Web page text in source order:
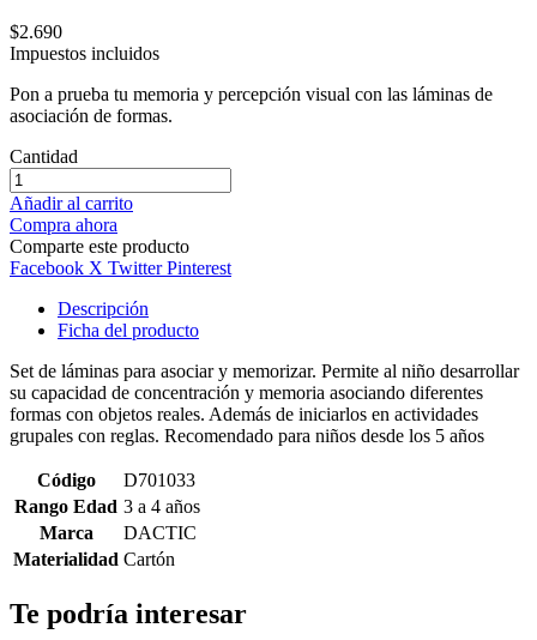
$2.690
Impuestos incluidos
Pon a prueba tu memoria y percepción visual con las láminas de
asociación de formas.
Cantidad
Añadir al carrito
Compra ahora
Comparte este producto
Facebook X Twitter Pinterest
Descripción
Ficha del producto
Set de láminas para asociar y memorizar. Permite al niño desarrollar
su capacidad de concentración y memoria asociando diferentes
formas con objetos reales. Además de iniciarlos en actividades
grupales con reglas. Recomendado para niños desde los 5 años
Código
D701033
Rango Edad 3 a 4 años
Marca
DACTIC
Materialidad Cartón
Te podría interesar